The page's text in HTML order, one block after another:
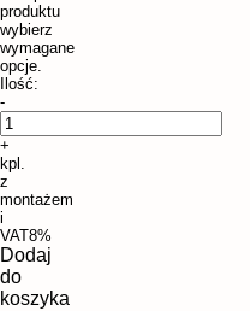
produktu
wybierz
wymagane
opcje.
Ilość:
-
+
kpl.
z
montażem
i
VAT8%
Dodaj
do
koszyka